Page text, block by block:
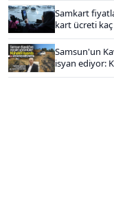
Samkart
kart ücreti kaç
Samsun'un
isyan ediyor: